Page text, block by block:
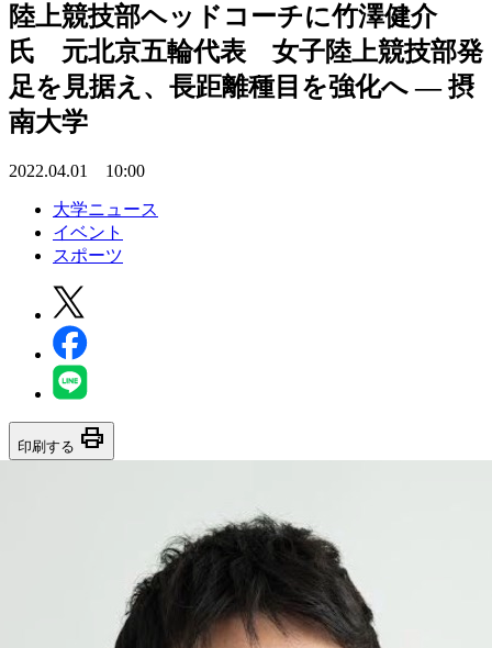
陸上競技部ヘッドコーチに竹澤健介
氏 元北京五輪代表 女子陸上競技部発
足を見据え、長距離種目を強化へ — 摂
南大学
2022.04.01 10:00
大学ニュース
イベント
スポーツ
印刷する print